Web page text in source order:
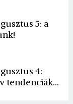
5: a
4:
tendenciák...